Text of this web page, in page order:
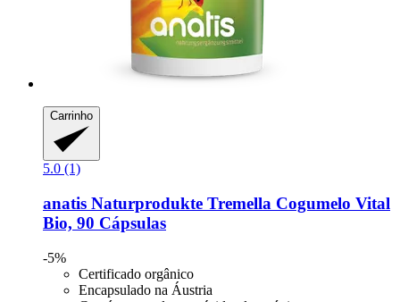
Carrinho
5.0 (1)
anatis Naturprodukte Tremella Cogumelo Vital
Bio, 90 Cápsulas
-5%
Certificado orgânico
Encapsulado na Áustria